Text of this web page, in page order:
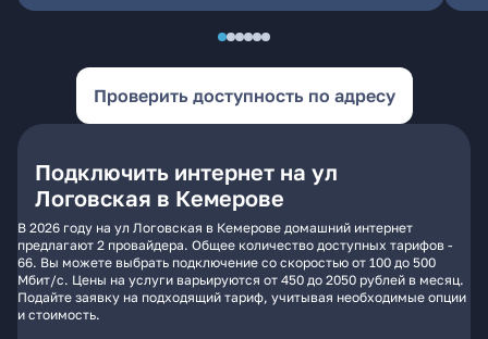
Проверить доступность по адресу
Подключить интернет на ул
Логовская в Кемерове
В 2026 году на ул Логовская в Кемерове домашний интернет
предлагают 2 провайдера. Общее количество доступных тарифов -
66. Вы можете выбрать подключение со скоростью от 100 до 500
Мбит/с. Цены на услуги варьируются от 450 до 2050 рублей в месяц.
Подайте заявку на подходящий тариф, учитывая необходимые опции
и стоимость.